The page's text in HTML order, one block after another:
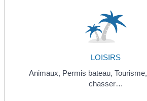
LOISIRS
Animaux, Permis bateau, Tourisme,
chasser…